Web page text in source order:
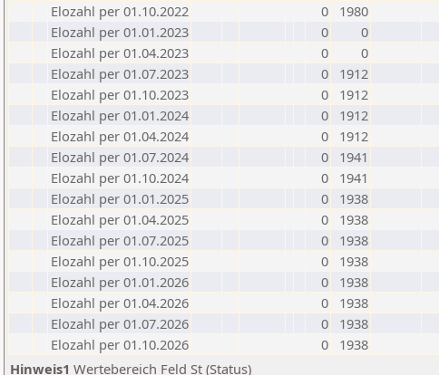
Elozahl per 01.10.2022
0
1980
Elozahl per 01.01.2023
0
0
Elozahl per 01.04.2023
0
0
Elozahl per 01.07.2023
0
1912
Elozahl per 01.10.2023
0
1912
Elozahl per 01.01.2024
0
1912
Elozahl per 01.04.2024
0
1912
Elozahl per 01.07.2024
0
1941
Elozahl per 01.10.2024
0
1941
Elozahl per 01.01.2025
0
1938
Elozahl per 01.04.2025
0
1938
Elozahl per 01.07.2025
0
1938
Elozahl per 01.10.2025
0
1938
Elozahl per 01.01.2026
0
1938
Elozahl per 01.04.2026
0
1938
Elozahl per 01.07.2026
0
1938
Elozahl per 01.10.2026
0
1938
Hinweis1 Wertebereich Feld St (Status)